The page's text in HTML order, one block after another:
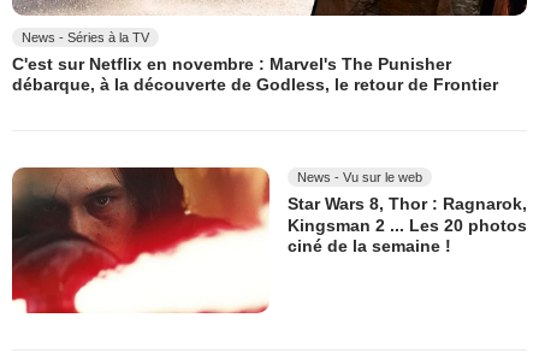
News - Séries à la TV
C'est sur Netflix en novembre : Marvel's The Punisher
débarque, à la découverte de Godless, le retour de Frontier
News - Vu sur le web
Star Wars 8, Thor : Ragnarok,
Kingsman 2 ... Les 20 photos
ciné de la semaine !